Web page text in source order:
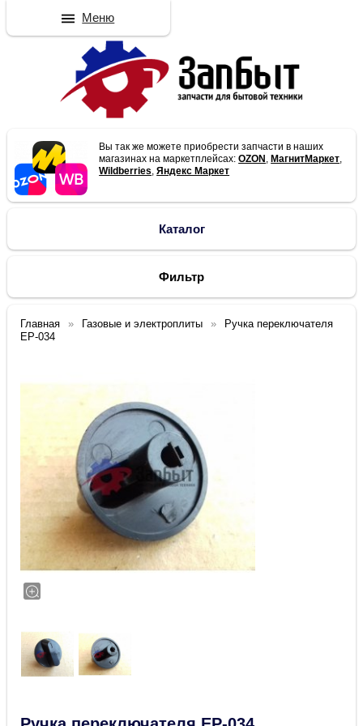
Вы так же можете приобрести запчасти в наших
магазинах на маркетплейсах:OZON , МагнитМаркет,
Wildberries,Яндекс Маркет
Каталог
Фильтр
Главная Газовые и электроплиты
Ручка переключателя
EP-034
Меню